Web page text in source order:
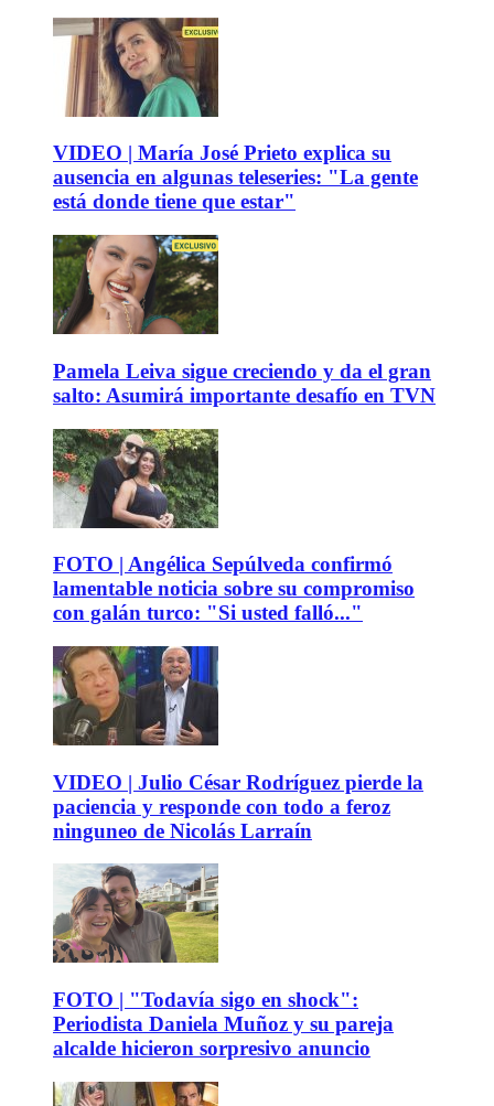
VIDEO | María José Prieto explica su
ausencia en algunas teleseries: "La gente
está donde tiene que estar"
Pamela Leiva sigue creciendo y da el gran
salto: Asumirá importante desafío en TVN
FOTO | Angélica Sepúlveda confirmó
lamentable noticia sobre su compromiso
con galán turco: "Si usted falló..."
VIDEO | Julio César Rodríguez pierde la
paciencia y responde con todo a feroz
ninguneo de Nicolás Larraín
FOTO | "Todavía sigo en shock":
Periodista Daniela Muñoz y su pareja
alcalde hicieron sorpresivo anuncio